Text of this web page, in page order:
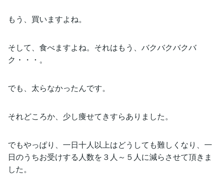
もう、買いますよね。
そして、食べますよね。それはもう、バクバクバクバ
ク・・・。
でも、太らなかったんです。
それどころか、少し痩せてきすらありました。
でもやっぱり、一日十人以上はどうしても難しくなり、一
日のうちお受けする人数を３人～５人に減らさせて頂きま
した。